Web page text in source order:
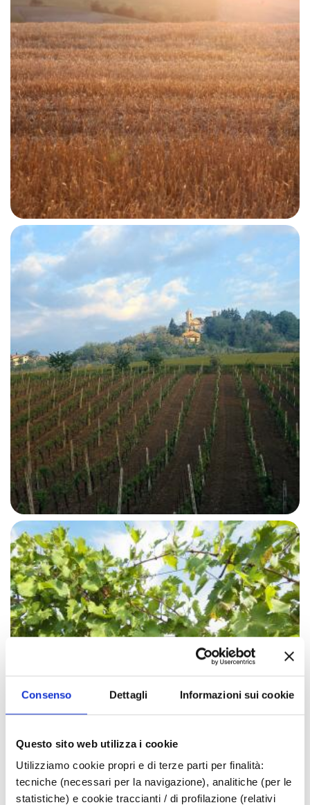
Consenso Dettagli Informazioni sui cookie
Questo sito web utilizza i cookie
Utilizziamo cookie propri e di terze parti per finalità:
tecniche (necessari per la navigazione), analitiche (per le
statistiche) e cookie traccianti / di profilazione (relativi